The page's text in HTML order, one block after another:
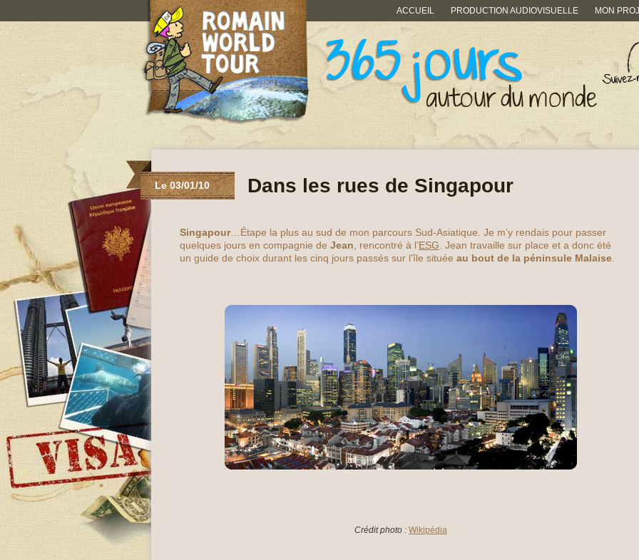
ACCUEIL PRODUCTION AUDIOVISUELLE MON
Le 03/01/10 Dans les rues de Singapour
Singapour…Étape la plus au sud de mon parcours Sud-Asiatique. Je m’y rendais pour passer
quelques jours en compagnie de Jean , rencontré à l’ESG . Jean travaille sur place et a donc été
un guide de choix durant les cinq jours passés sur l’île située au bout de la péninsule Malaise
Crédit photo : Wikipédia